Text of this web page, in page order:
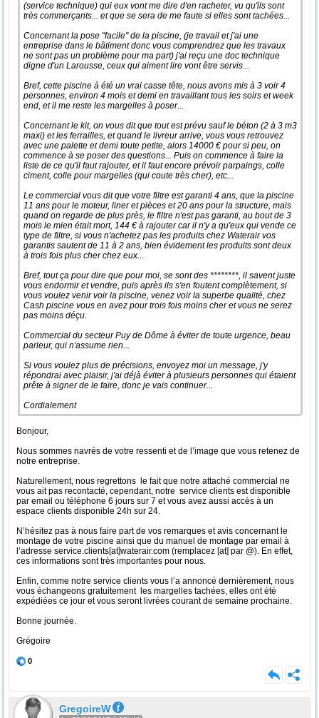
(service technique) qui eux vont me dire d'en racheter, vu qu'ils sont
très commerçants... et que se sera de me faute si elles sont tachées...
Concernant la pose "facile" de la piscine, (je travail et j'ai une
entreprise dans le bâtiment donc vous comprendrez que les travaux
ne sont pas un problème pour ma part) j'ai reçu une doc technique
digne d'un Larousse, ceux qui aiment lire vont être servis...
Bref, cette piscine à été un vrai casse tête, nous avons mis à 3 voir 4
personnes, environ 4 mois et demi en travaillant tous les soirs et week
end, et il me reste les margelles à poser...
Concernant le kit, on vous dit que tout est prévu sauf le béton (2 à 3 m3
maxi) et les ferrailles, et quand le livreur arrive, vous vous retrouvez
avec une palette et demi toute petite, alors 14000 € pour si peu, on
commence à se poser des questions... Puis on commence à faire la
liste de ce qu'il faut rajouter, et il faut encore prévoir parpaings, colle
ciment, colle pour margelles (qui coute très cher), etc...
Le commercial vous dit que votre filtre est garanti 4 ans, que la piscine
11 ans pour le moteur, liner et pièces et 20 ans pour la structure, mais
quand on regarde de plus près, le filtre n'est pas garanti, au bout de 3
mois le mien était mort, 144 € à rajouter car il n'y a qu'eux qui vende ce
type de filtre, si vous n'achetez pas les produits chez Waterair vos
garantis sautent de 11 à 2 ans, bien évidement les produits sont deux
à trois fois plus cher chez eux...
Bref, tout ça pour dire que pour moi, se sont des ********, il savent juste
vous endormir et vendre, puis après ils s'en foutent complètement, si
vous voulez venir voir la piscine, venez voir la superbe qualité, chez
Cash piscine vous en avez pour trois fois moins cher et vous ne serez
pas moins déçu.
Commercial du secteur Puy de Dôme à éviter de toute urgence, beau
parleur, qui n'assume rien...
Si vous voulez plus de précisions, envoyez moi un message, j'y
répondrai avec plaisir, j'ai déjà éviter à plusieurs personnes qui étaient
prête à signer de le faire, donc je vais continuer...
Cordialement
Bonjour,
Nous sommes navrés de votre ressenti et de l’image que vous retenez de
notre entreprise.
Naturellement, nous regrettons le fait que notre attaché commercial ne
vous ait pas recontacté, cependant, notre service clients est disponible
par email ou téléphone 6 jours sur 7 et vous avez aussi accès à un
espace clients disponible 24h sur 24.
N’hésitez pas à nous faire part de vos remarques et avis concernant le
montage de votre piscine ainsi que du manuel de montage par email à
l’adresse service.clients[at]waterair.com (remplacez [at] par @). En effet,
ces informations sont très importantes pour nous.
Enfin, comme notre service clients vous l’a annoncé dernièrement, nous
vous échangeons gratuitement les margelles tachées, elles ont été
expédiées ce jour et vous seront livrées courant de semaine prochaine.
Bonne journée.
Grégoire
0
GregoireW